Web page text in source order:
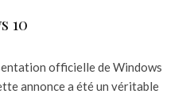
10
officielle de Windows
annonce a été un véritable